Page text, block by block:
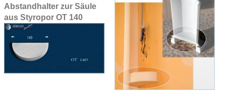
Abstandhalter zur Säule
aus Styropor OT 140